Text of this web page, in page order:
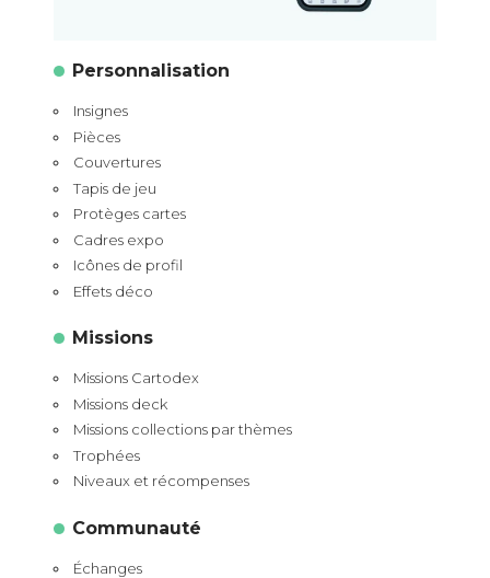
Personnalisation
Insignes
Pièces
Couvertures
Tapis de jeu
Protèges cartes
Cadres expo
Icônes de profil
Effets déco
Missions
Missions Cartodex
Missions deck
Missions collections par thèmes
Trophées
Niveaux et récompenses
Communauté
Échanges